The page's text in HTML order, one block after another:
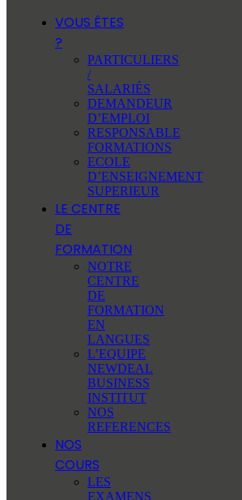
VOUS ÊTES
?
PARTICULIERS
/
SALARIÉS
DEMANDEUR
D’EMPLOI
RESPONSABLE
FORMATIONS
ECOLE
D’ENSEIGNEMENT
SUPERIEUR
LE CENTRE
DE
FORMATION
NOTRE
CENTRE
DE
FORMATION
EN
LANGUES
L’EQUIPE
NEWDEAL
BUSINESS
INSTITUT
NOS
REFERENCES
NOS
COURS
LES
EXAMENS